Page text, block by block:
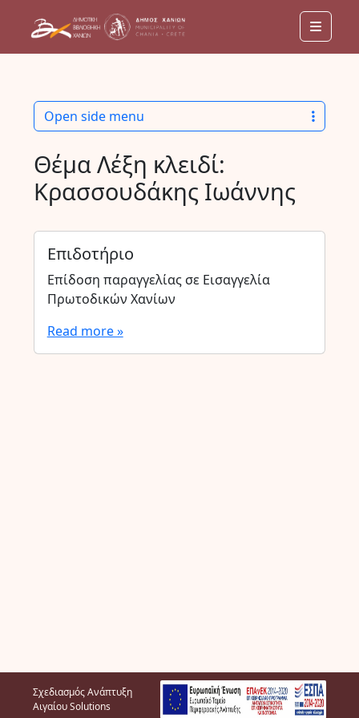
Menu
Θέμα Λέξη κλειδί:
Κρασσουδάκης Ιωάννης
Επιδοτήριο
Επίδοση παραγγελίας σε Εισαγγελία
Πρωτοδικών Χανίων
Read more »
Open side menu
Σχεδιασμός Ανάπτυξη
Αιγαίου Solutions